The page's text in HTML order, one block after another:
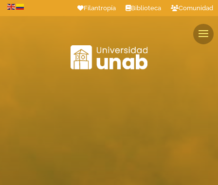
Filantropía Biblioteca Comunidad
Profesores